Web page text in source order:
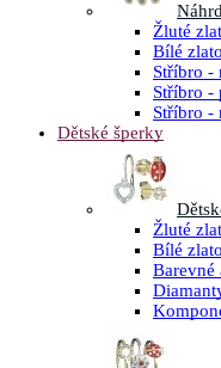
Žluté
Bílé zlato
Stříbro -
Stříbro -
Stříbro -
Dětské šperky
Žluté
Bílé zlato